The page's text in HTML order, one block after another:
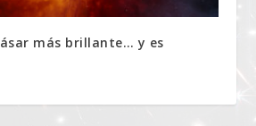
más brillante… y es